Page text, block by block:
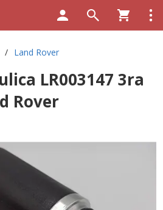
/ Land Rover
LR003147 3ra
Rover